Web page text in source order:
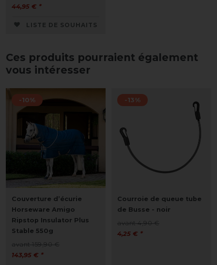
44,95 € *
LISTE DE SOUHAITS
Ces produits pourraient également
vous intéresser
-10%
Couverture d’écurie
Horseware Amigo
Ripstop Insulator Plus
Stable 550g
avant 159,90 €
143,95 € *
-13%
Courroie de queue tube
de Busse - noir
avant 4,90 €
4,25 € *